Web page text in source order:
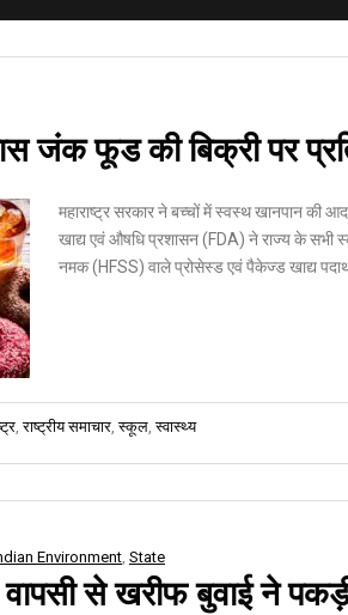
जंक फूड की बिक्री पर
महाराष्ट्र सरकार ने बच्चों में स्वस्थ खानपान की
खाद्य एवं औषधि प्रशासन (FDA) ने राज्य के सभी
नमक (HFSS) वाले प्रोसेस्ड एवं पैकेज्ड खाद्य पदार्थों
,राष्ट्रीय समाचार ,स्कूल ,स्वास्थ्य
Environment State
से खरीफ बुवाई ने